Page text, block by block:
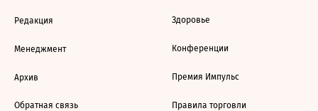
Редакция
Менеджмент
Архив
Обратная связь
Здоровье
Конференции
Премия Импульс
Правила торговли